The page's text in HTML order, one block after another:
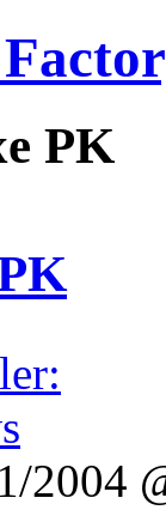
PK
2004